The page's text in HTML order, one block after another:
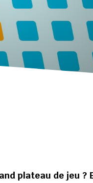
plateau de jeu ?